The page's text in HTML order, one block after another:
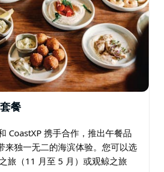
近距离观察这些迷人的海洋哺乳动
活。
餐
CoastXP 携手合作，推出午餐品
来独一无二的海滨体验。您可以选
旅（11 月至 5 月）或观鲸之旅